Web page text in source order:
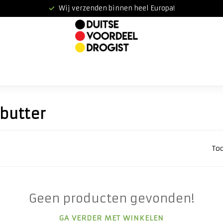
Wij verzenden binnen heel Europa!
Geen producten gevonden!
GA VERDER MET WINKELEN